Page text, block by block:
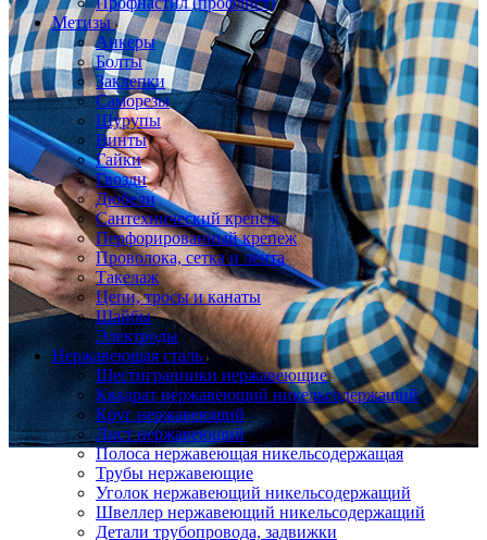
Метизы
Анкеры
Болты
Заклепки
Саморезы
Шурупы
Винты
Гайки
Гвозди
Дюбели
Сантехнический крепеж
Перфорированный крепеж
Проволока, сетка и лента
Такелаж
Цепи, тросы и канаты
Шайбы
Электроды
Нержавеющая сталь
Шестигранники нержавеющие
Квадрат нержавеющий никельсодержащий
Круг нержавеющий
Лист нержавеющий
Полоса нержавеющая никельсодержащая
Трубы нержавеющие
Уголок нержавеющий никельсодержащий
Швеллер нержавеющий никельсодержащий
Детали трубопровода, задвижки